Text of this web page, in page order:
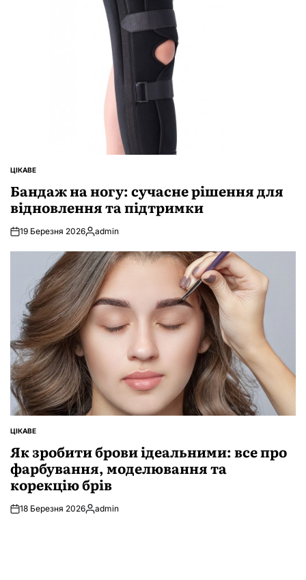
ОПУБЛІКУВАТИ
ЦІКАВЕ
Бандаж на ногу: сучасне рішення для
відновлення та підтримки
19 Березня 2026Опубліковано
admin
ОПУБЛІКУВАТИ
ЦІКАВЕ
Як зробити брови ідеальними: все про
фарбування, моделювання та
корекцію брів
18 Березня 2026Опубліковано
admin